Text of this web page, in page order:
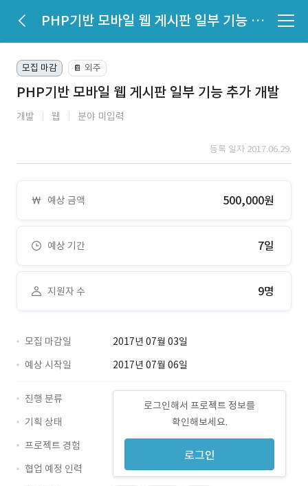
PHP기반 모바일 웹 게시판 일부 기능 추가 개발
모집 마감 📔 외주
PHP기반 모바일 웹 게시판 일부 기능 추가 개발
개발 웹 분야 미입력
등록 일자 2017.06.29.
예상 금액 500,000원
예상 기간 7일
지원자 수 9명
모집 마감일
2017년 07월 03일
예상 시작일
2017년 07월 06일
로그인해서 프로젝트 정보를
확인해보세요.
로그인
진행 분류
기획 상태
프로젝트 경험
협업 예정 인력